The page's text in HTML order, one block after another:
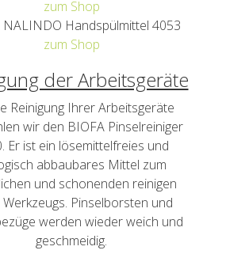
zum Shop
NALINDO Handspülmittel 4053
zum Shop
der Arbeitsgeräte
Reinigung Ihrer Arbeitsgeräte
wir den BIOFA Pinselreiniger
Er ist ein lösemittelfreies und
abbaubares Mittel zum
und schonenden reinigen
Pinselborsten und
werden wieder weich und
geschmeidig.